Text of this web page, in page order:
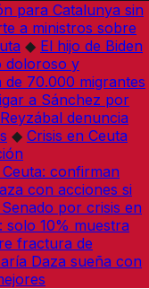
para Catalunya sin
a ministros sobre
◆ El hijo de Biden
doloroso y
70.000 migrantes
a Sánchez por
denuncia
◆ Crisis en Ceuta
confirman
con acciones si
por crisis en
solo 10% muestra
fractura de
Daza sueña con